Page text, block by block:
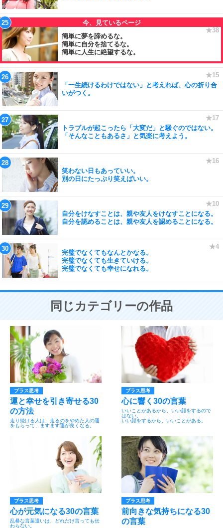
簡単に夢を諦めるな。
簡単に自分を捨てるな。
簡単に人生に絶望するな。
「一生続けるわけではない」と考えれば、心の折り合
いがつく。
トラブルが起こったら「大変だ」と騒ぐのではない。
「そんなこともあるさ」と気楽に考えよう。
笑わない日もあっていい。
別の日にたっぷり笑えばいい。
自分をけなすことは、親や友人をけなすことになる。
自分を認めることは、親や友人を認めることになる。
完璧でなくてもなんとかなる。
完璧でなくても生きていける。
完璧でなくても幸せになれる。
同じカテゴリーの作品
プラス思考
運と幸せを引き寄せる30
の方法
走り続ける人は、走るのをやめた人の運
をもらって、ますます運が良くなる。
プラス思考
心に響く30の言葉
いいことがあるから、いい顔をするので
はない。
いい顔をするから、いいことがある。
プラス思考
心が元気になる30の言葉
乱暴な言葉遣いは、どれだけ言っても伝
わらない。
プラス思考
前向きな気持ちになる30
の言葉